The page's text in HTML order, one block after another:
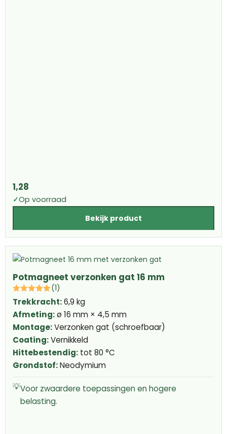
1,28
✓Op voorraad
Bekijk product
Potmagneet verzonken gat 16 mm
(1)
Trekkracht:6,9 kg
Afmeting:ø 16 mm × 4,5 mm
Montage:Verzonken gat (schroefbaar)
Coating:Vernikkeld
Hittebestendig: tot 80 °C
Grondstof:Neodymium
💡Voor zwaardere toepassingen en hogere
belasting.